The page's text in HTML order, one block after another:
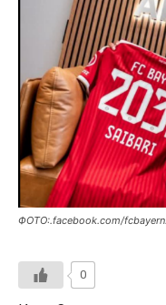
ФОТО:.facebook.com/
0